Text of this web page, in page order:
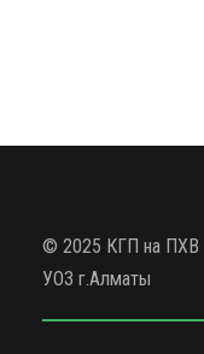
© 2025 КГП на ПХВ
УОЗ г.Алматы